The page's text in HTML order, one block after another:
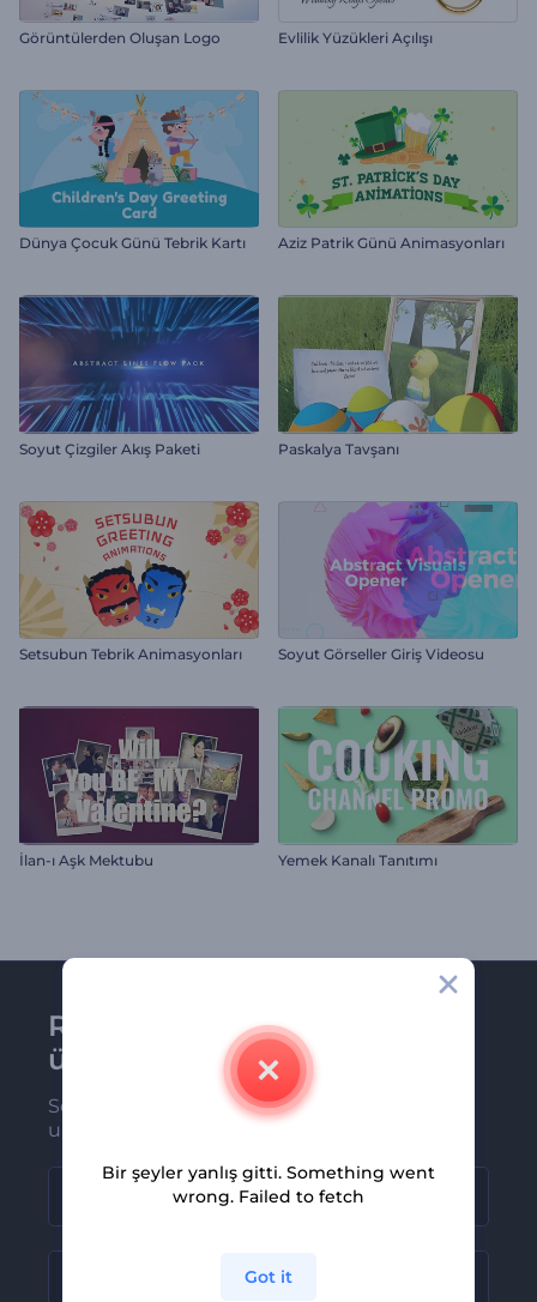
Görüntülerden Oluşan Logo Evlilik Yüzükleri Açılışı
Dünya Çocuk Günü Tebrik Kartı Aziz Patrik Günü Animasyonları
Soyut Çizgiler Akış Paketi Paskalya Tavşanı
Setsubun Tebrik Animasyonları Soyut Görseller Giriş Videosu
İlan-ı Aşk Mektubu Yemek Kanalı Tanıtımı
Renderforest bültenine
üye olun
Son haber ve tekliflerimiz ilk olarak size
ulaşsın
Bir şeyler yanlış gitti. Something went
wrong. Failed to fetch
Got it